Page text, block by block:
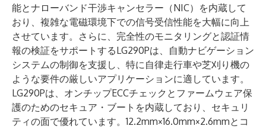
能とナローバンド干渉キャンセラー（NIC）を内蔵して
おり、複雑な電磁環境下での信号受信性能を大幅に向上
させています。さらに、完全性のモニタリングと認証情
報の検証をサポートするLG290Pは、自動ナビゲーション
システムの制御を支援し、特に自律走行車や芝刈り機の
ような要件の厳しいアプリケーションに適しています。
LG290Pは、オンチップECCチェックとファームウェア保
護のためのセキュア・ブートを内蔵しており、セキュリ
ティの面で優れています。12.2mm×16.0mm×2.6mmとコ